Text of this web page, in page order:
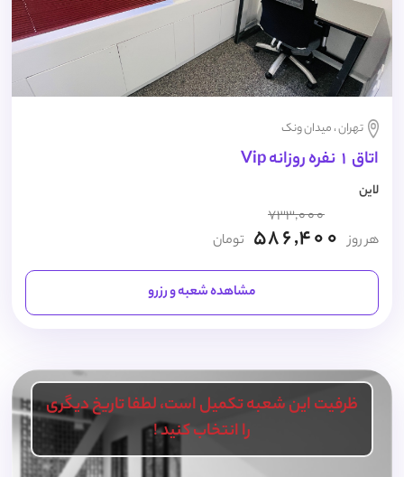
تهران ، میدان ونک
اتاق 1 نفره روزانه Vip
لاین
هر روز
733,000
586,400 تومان
مشاهده شعبه و رزرو
ظرفیت این شعبه تکمیل است، لطفا تاریخ دیگری
را انتخاب کنید !